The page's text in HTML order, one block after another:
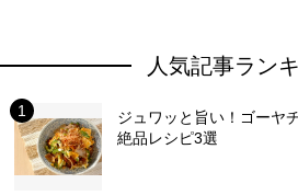
人気記事ラン
ジュワッと旨い！ゴーヤ
絶品レシピ3選